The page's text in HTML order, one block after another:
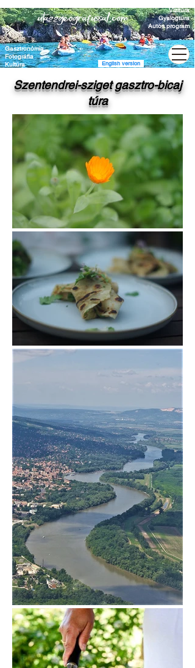
Gasztronómia
Fotográfia
Kultúra
English version
Vízitúra
Gyalogtúra
Autós program
Szentendrei-sziget gasztro-bicaj
túra